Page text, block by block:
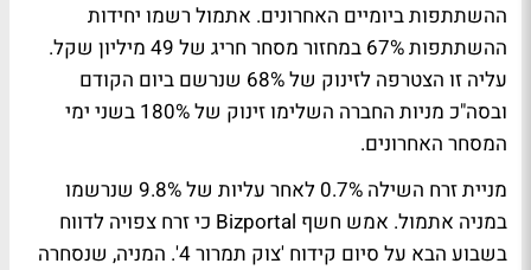
ההשתתפות ביומיים האחרונים. אתמול רשמו יחידות
ההשתתפות 67% במחזור מסחר חריג של 49 מיליון שקל.
עליה זו הצטרפה לזינוק של 68% שנרשם ביום הקודם
ובסה"כ מניות החברה השלימו זינוק של 180% בשני ימי
המסחר האחרונים.
מניית זרח השילה 0.7% לאחר עליות של 9.8% שנרשמו
במניה אתמול. אמש חשף Bizportal כי זרח צפויה לדווח
בשבוע הבא על סיום קידוח 'צוק תמרור 4'. המניה, שנסחרה